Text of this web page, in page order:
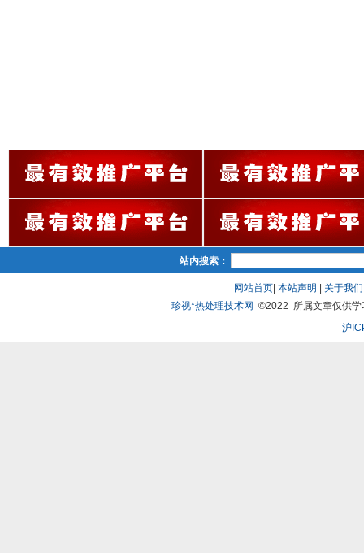
站内搜索：
网站首页| 本站声明 关于我们
珍视*热处理技术网 ©2022 所属文章仅供学
沪